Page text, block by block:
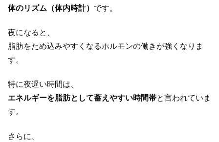
体のリズム（体内時計） です。
夜になると、
脂肪をため込みやすくなるホルモンの働きが強くなりま
す。
特に夜遅い時間は、
エネルギーを脂肪として蓄えやすい時間帯と言われていま
す。
さらに、